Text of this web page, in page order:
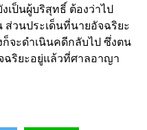
เป็นผู้บริสุทธิ์ ต้องว่าไป
วนประเด็นที่นายอัจฉริยะ
จะดำเนินคดีกลับไป ซึ่งตน
ฉริยะอยู่แล้วที่ศาลอาญา